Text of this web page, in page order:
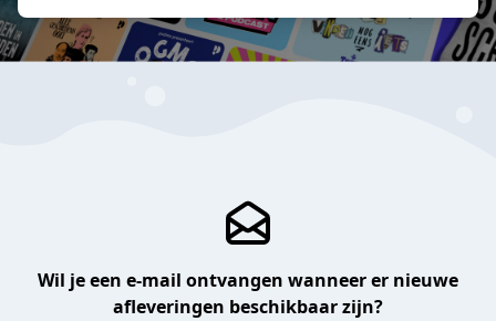
Wil je een e-mail ontvangen wanneer er nieuwe
afleveringen beschikbaar zijn?